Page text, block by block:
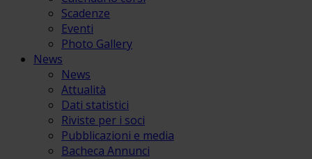
Scadenze
Eventi
Photo Gallery
News
News
Attualità
Dati statistici
Riviste per i soci
Pubblicazioni e media
Bacheca Annunci